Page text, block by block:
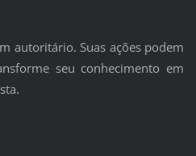
autoritário. Suas ações podem
seu conhecimento em